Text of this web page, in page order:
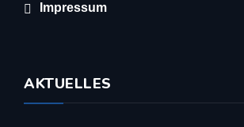
Impressum
AKTUELLES